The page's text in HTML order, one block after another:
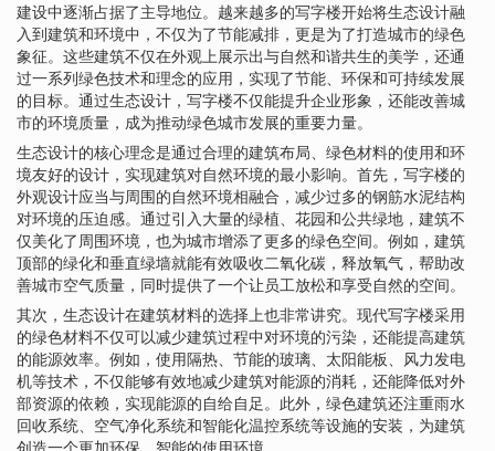
建设中逐渐占据了主导地位。越来越多的写字楼开始将生态设计融
入到建筑和环境中，不仅为了节能减排，更是为了打造城市的绿色
象征。这些建筑不仅在外观上展示出与自然和谐共生的美学，还通
过一系列绿色技术和理念的应用，实现了节能、环保和可持续发展
的目标。通过生态设计，写字楼不仅能提升企业形象，还能改善城
市的环境质量，成为推动绿色城市发展的重要力量。
生态设计的核心理念是通过合理的建筑布局、绿色材料的使用和环
境友好的设计，实现建筑对自然环境的最小影响。首先，写字楼的
外观设计应当与周围的自然环境相融合，减少过多的钢筋水泥结构
对环境的压迫感。通过引入大量的绿植、花园和公共绿地，建筑不
仅美化了周围环境，也为城市增添了更多的绿色空间。例如，建筑
顶部的绿化和垂直绿墙就能有效吸收二氧化碳，释放氧气，帮助改
善城市空气质量，同时提供了一个让员工放松和享受自然的空间。
其次，生态设计在建筑材料的选择上也非常讲究。现代写字楼采用
的绿色材料不仅可以减少建筑过程中对环境的污染，还能提高建筑
的能源效率。例如，使用隔热、节能的玻璃、太阳能板、风力发电
机等技术，不仅能够有效地减少建筑对能源的消耗，还能降低对外
部资源的依赖，实现能源的自给自足。此外，绿色建筑还注重雨水
回收系统、空气净化系统和智能化温控系统等设施的安装，为建筑